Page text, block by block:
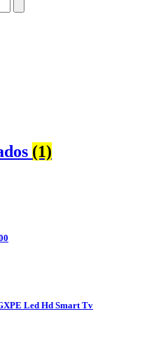
(1)
Led Hd Smart Tv